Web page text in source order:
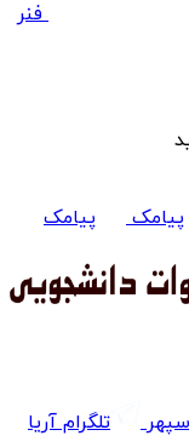
فنر
پیامک پیامک
تلگرام آریا